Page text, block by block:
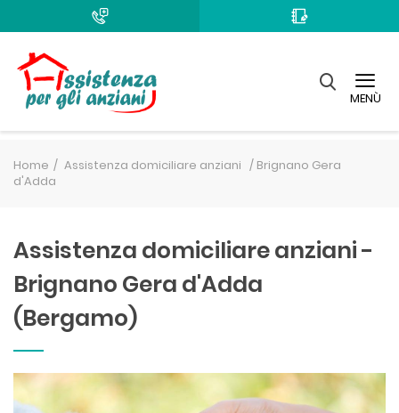
MENÙ
Home Assistenza domiciliare anziani / Brignano Gera
d'Adda
Assistenza domiciliare anziani -
Brignano Gera d'Adda
(Bergamo)